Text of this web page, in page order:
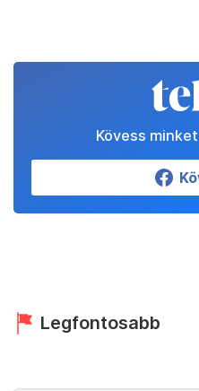
Kövess
Legfontosabb